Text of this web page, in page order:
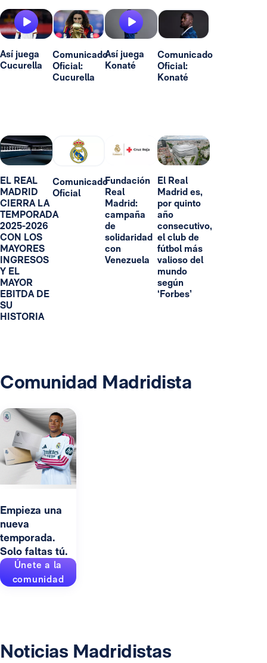
Así juega
Cucurella
Comunicado
Oficial:
Cucurella
Así juega
Konaté
Comunicado
Oficial:
Konaté
EL REAL
MADRID
CIERRA LA
TEMPORADA
2025-2026
CON LOS
MAYORES
INGRESOS
Y EL
MAYOR
EBITDA DE
SU
HISTORIA
Comunicado
Oficial
Fundación
Real
Madrid:
campaña
de
solidaridad
con
Venezuela
El Real
Madrid es,
por quinto
año
consecutivo,
el club de
fútbol más
valioso del
mundo
según
‘Forbes’
Comunidad Madridista
Empieza una
nueva
temporada.
Solo faltas tú.
Únete a la
comunidad
Noticias Madridistas